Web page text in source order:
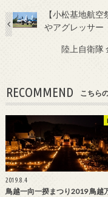
【小松基地航
やアグレッサー
陸上自衛隊
RECOMMEND こちら
2019.8.4
鳥越一向一揆まつり2019 鳥越